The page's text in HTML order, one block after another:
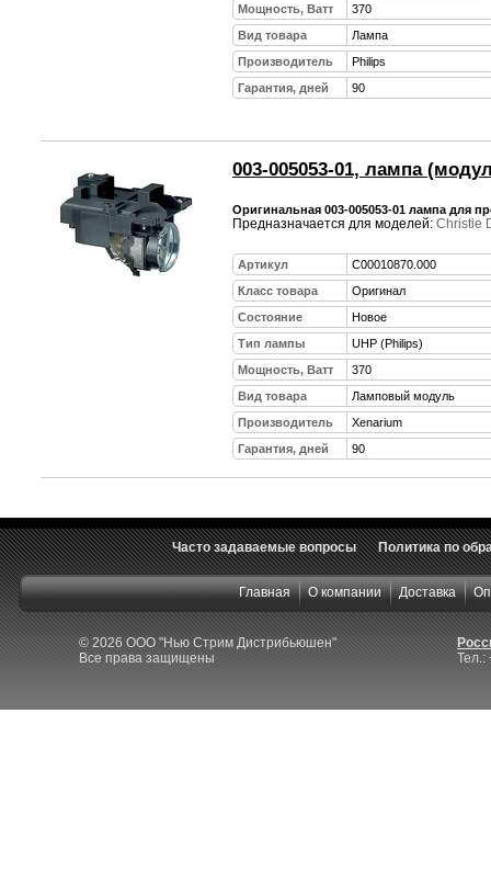
Мощность, Ватт
370
Вид товара
Лампа
Производитель
Philips
Гарантия, дней
90
003-005053-01, лампа
Оригинальная 003-005053-01 лампа для
Предназначается для моделей: Christie
Артикул
C00010870.000
Класс товара
Оригинал
Состояние
Новое
Тип лампы
UHP (Philips)
Мощность, Ватт
370
Вид товара
Ламповый модуль
Производитель
Xenarium
Гарантия, дней
90
Часто задаваемые вопросы Политика по
Главная О компании Доставка
© 2026 ООО "Нью Стрим Дистрибьюшен"
Все права защищены
Тел.: